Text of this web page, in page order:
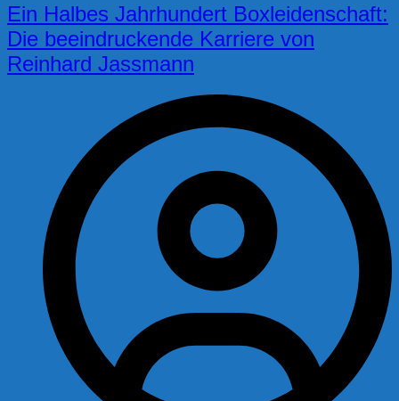
Ein Halbes Jahrhundert Boxleidenschaft:
Die beeindruckende Karriere von
Reinhard Jassmann